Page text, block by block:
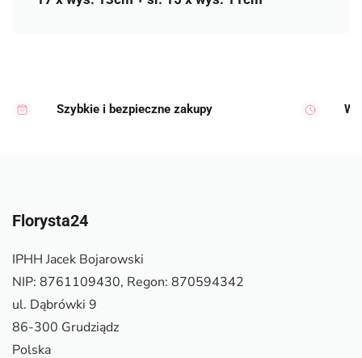
Szybkie i bezpieczne zakupy
Florysta24
IPHH Jacek Bojarowski
NIP: 8761109430, Regon: 870594342
ul. Dąbrówki 9
86-300 Grudziądz
Polska